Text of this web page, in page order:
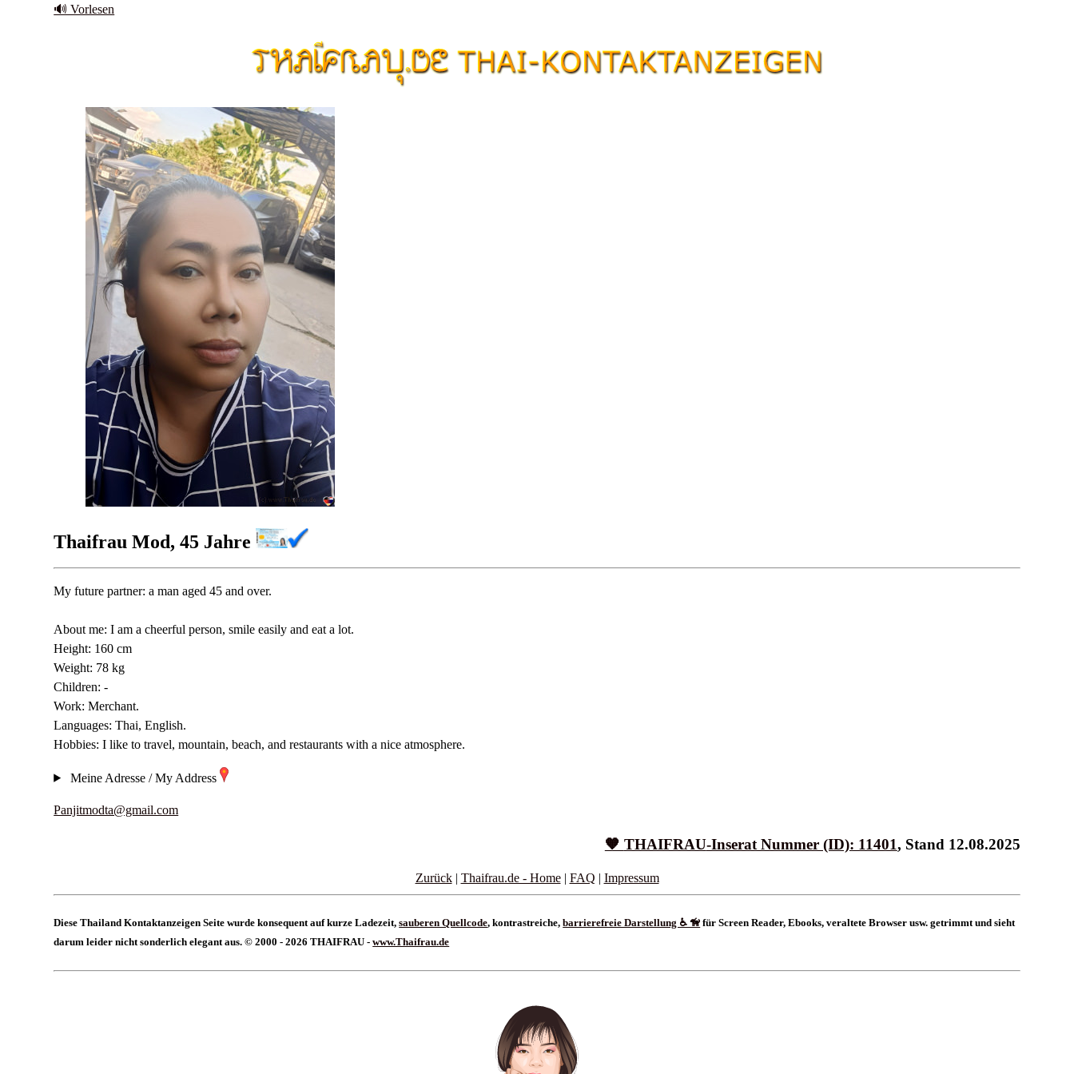
🔊 Vorlesen
Thaifrau Mod, 45 Jahre
My future partner: a man aged 45 and over.
About me: I am a cheerful person, smile easily and eat a lot.
Height: 160 cm
Weight: 78 kg
Children: -
Work: Merchant.
Languages: Thai, English.
Hobbies: I like to travel, mountain, beach, and restaurants with a nice atmosphere.
Meine Adresse / My Address
Panjitmodta@gmail.com
🧡 THAIFRAU-Inserat Nummer (ID): 11401, Stand 12.08.2025
Zurück| Thaifrau.de - Home| FAQ | Impressum
Diese Thailand Kontaktanzeigen Seite wurde konsequent auf kurze Ladezeit,sauberen Quellcode, kontrastreiche,barrierefreie Darstellung ♿ 🦮 für Screen Reader, Ebooks, veraltete Browser usw. getrimmt und sieht
darum leider nicht sonderlich elegant aus. © 2000 - 2026 THAIFRAU -www.Thaifrau.de